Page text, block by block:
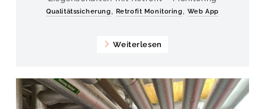
Qualitätssicherung Retrofit Monitoring Web App
Weiterlesen